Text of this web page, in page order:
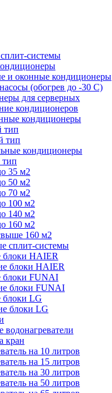
системы
и оконные кондиционеры
(обогрев до -30 C)
для серверных
кондиционеров
кондиционеры
тип
тип
кондиционеры
35 м2
50 м2
70 м2
100 м2
140 м2
160 м2
160 м2
сплит-системы
HAIER
блоки HAIER
блоки FUNAI
блоки FUNAI
LG
блоки LG
водонагреватели
кран
на 10 литров
на 15 литров
на 30 литров
на 50 литров